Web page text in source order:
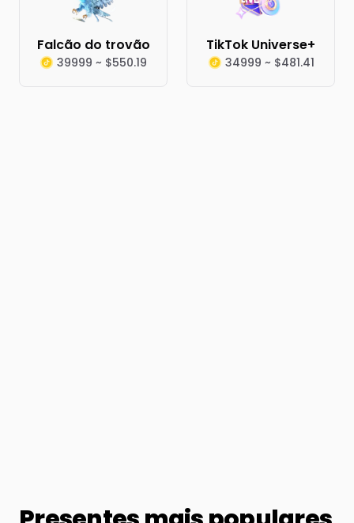
Falcão do trovão
39999 ~ $550.19
TikTok Universe+
34999 ~ $481.41